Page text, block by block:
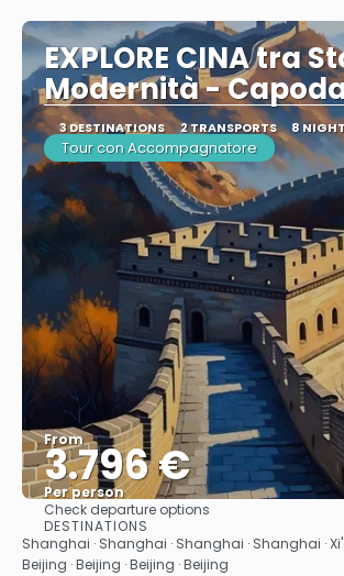
EXPLORE CINA tra
Modernità -
3 DESTINATIONS 2 TRANSPORTS 8
Tour con Accompagnatore
From
3.796 €
Per person
Check departure options
DESTINATIONS
Shanghai · Shanghai · Shanghai · Shanghai ·
Beijing · Beijing · Beijing · Beijing